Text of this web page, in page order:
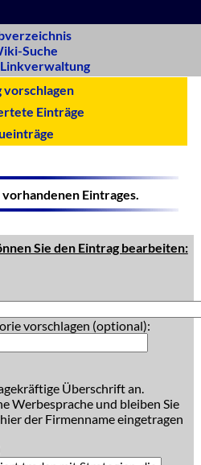
Suche
vorschlagen
Einträge
Eintrages.
Sie den Eintrag bearbeiten:
vorschlagen (optional):
Überschrift an.
Werbesprache und bleiben Sie
der Firmenname eingetragen